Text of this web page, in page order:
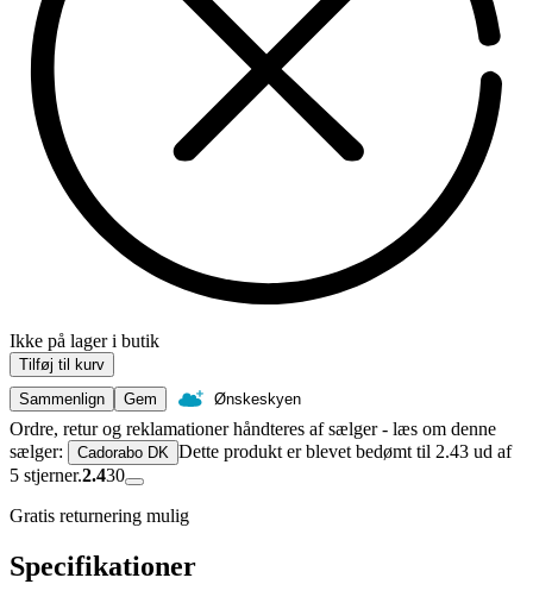
Ikke på lager i butik
Tilføj til kurv
Sammenlign
Gem Ønskeskyen
Ordre, retur og reklamationer håndteres af sælger - læs om denne
sælger:
Cadorabo DK Dette produkt er blevet bedømt til 2.43 ud af
5 stjerner.2.430
Gratis returnering mulig
Specifikationer